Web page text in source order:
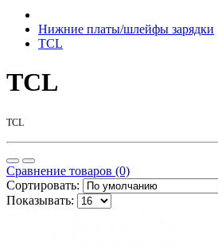
Нижние платы/шлейфы зарядки
TCL
TCL
TCL
Сравнение товаров (0)
Сортировать:
Показывать: